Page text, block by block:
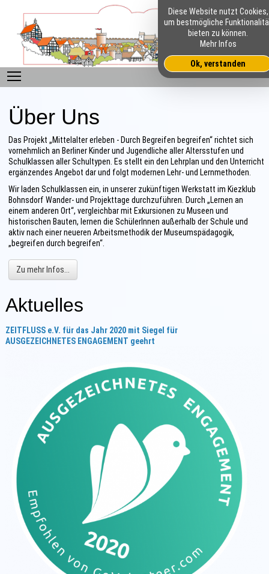
Toggle main menu visibility
Über Uns
Das Projekt „Mittelalter erleben - Durch Begreifen begreifen“ richtet sich
vornehmlich an Berliner Kinder und Jugendliche aller Altersstufen und
Schulklassen aller Schultypen. Es stellt ein den Lehrplan und den Unterricht
ergänzendes Angebot dar und folgt modernen Lehr- und Lernmethoden.
Wir laden Schulklassen ein, in unserer zukünftigen Werkstatt im Kiezklub
Bohnsdorf Wander- und Projekttage durchzuführen. Durch „Lernen an
einem anderen Ort“, vergleichbar mit Exkursionen zu Museen und
historischen Bauten, lernen die SchülerInnen außerhalb der Schule und
aktiv nach einer neueren Arbeitsmethodik der Museumspädagogik,
„begreifen durch begreifen“.
Zu mehr Infos...
Aktuelles
ZEITFLUSS e.V. für das Jahr 2020 mit Siegel für
AUSGEZEICHNETES ENGAGEMENT geehrt
Diese Website nutzt Cookies,
um bestmögliche
bieten zu können.
Mehr Infos
Ok, verstanden